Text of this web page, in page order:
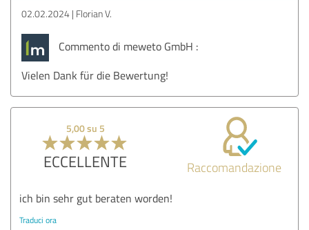
02.02.2024 Florian V.
Commento di meweto GmbH :
Vielen Dank für die Bewertung!
5,00 su 5
ECCELLENTE Raccomandazione
ich bin sehr gut beraten worden!
Traduci ora